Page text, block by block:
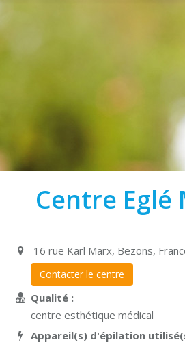
Centre Eglé
16 rue Karl Marx, Bezons,
Contacter le centre
Qualité :
centre esthétique médical
Appareil(s) d'épilation